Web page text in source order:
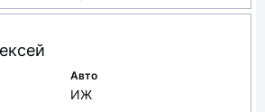
Авто
ИЖ